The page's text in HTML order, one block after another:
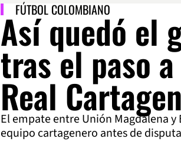
FÚTBOL COLOMBIANO
Así quedó el
tras el paso
Real
El empate entre Unión Magdalena
equipo cartagenero antes de